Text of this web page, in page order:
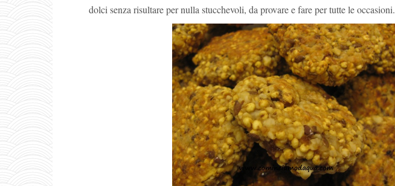
dolci senza risultare per nulla stucchevoli, da provare e fare per tutte le occasioni.